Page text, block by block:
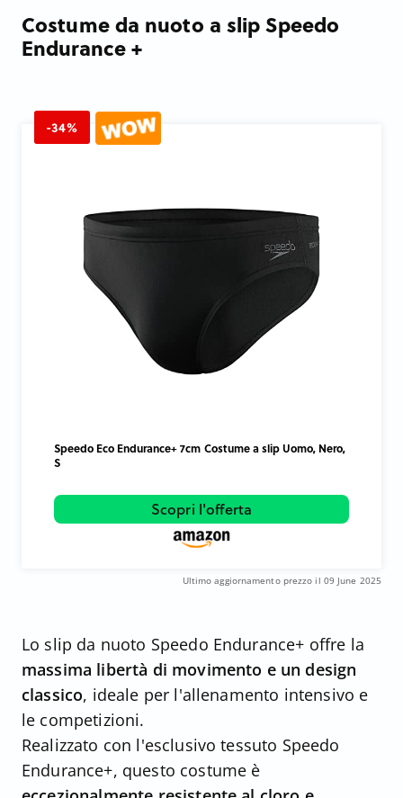
Costume da nuoto a slip Speedo
Endurance +
-34%
Speedo Eco Endurance+ 7cm Costume a slip Uomo, Nero,
S
Scopri l'offerta
Ultimo aggiornamento prezzo il 09 June 2025
Lo slip da nuoto Speedo Endurance+ offre la
massima libertà di movimento e un design
classico, ideale per l'allenamento intensivo e
le competizioni.
Realizzato con l'esclusivo tessuto Speedo
Endurance+, questo costume è